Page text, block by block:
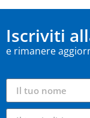
Iscriviti
e rimanere